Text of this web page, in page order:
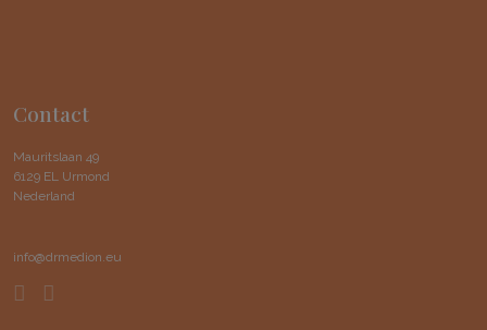
Contact
Mauritslaan 49
6129 EL Urmond
Nederland
info@drmedion.eu